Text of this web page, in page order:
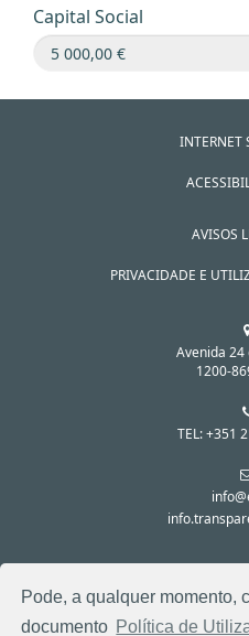
Pode, a qualquer momento,
documento Política de
Capital Social
INTERNET
AVISOS
PRIVACIDADE E
Avenida 24
1200-
TEL: +351